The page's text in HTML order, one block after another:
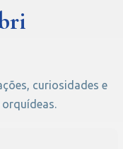
curiosidades e